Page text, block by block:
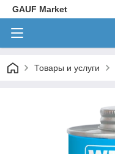
GAUF Market
Товары и услуги